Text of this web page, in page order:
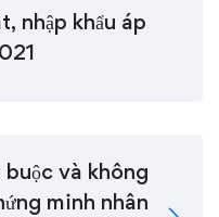
nhập khẩu áp
và không
minh nhân